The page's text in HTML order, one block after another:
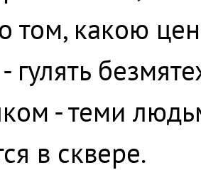
том, какою
- гулять
- теми
в сквере.